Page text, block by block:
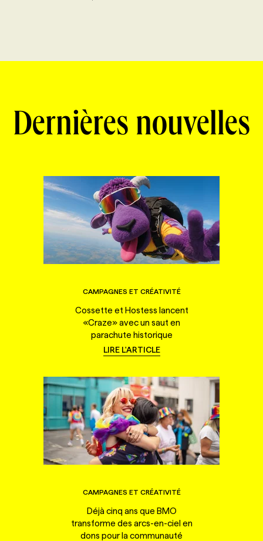
Dernières nouvelles
CAMPAGNES ET CRÉATIVITÉ
Cossette et Hostess lancent
«Craze» avec un saut en
parachute historique
LIRE L'ARTICLE
CAMPAGNES ET CRÉATIVITÉ
Déjà cinq ans que BMO
transforme des arcs-en-ciel en
dons pour la communauté